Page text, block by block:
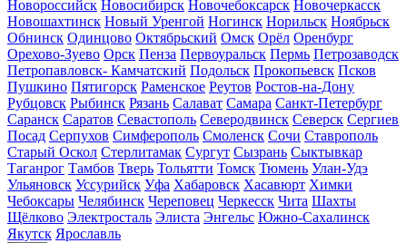
Новороссийск Новосибирск Новочебоксарск Новочеркасск
Новошахтинск Новый Уренгой Ногинск Норильск Ноябрьск
Обнинск Одинцово Октябрьский Омск Орёл Оренбург
Орехово-Зуево Орск Пенза Первоуральск Пермь Петрозаводск
Петропавловск- Камчатский Подольск Прокопьевск Псков
Пушкино Пятигорск Раменское Реутов Ростов-на-Дону
Рубцовск Рыбинск Рязань Салават Самара Санкт-Петербург
Саранск Саратов Севастополь Северодвинск Северск Сергиев
Посад Серпухов Симферополь Смоленск Сочи Ставрополь
Старый Оскол Стерлитамак Сургут Сызрань Сыктывкар
Таганрог Тамбов Тверь Тольятти Томск Тюмень Улан-Удэ
Ульяновск Уссурийск Уфа Хабаровск Хасавюрт Химки
Чебоксары Челябинск Череповец Черкесск Чита Шахты
Щёлково Электросталь Элиста Энгельс Южно-Сахалинск
Якутск Ярославль